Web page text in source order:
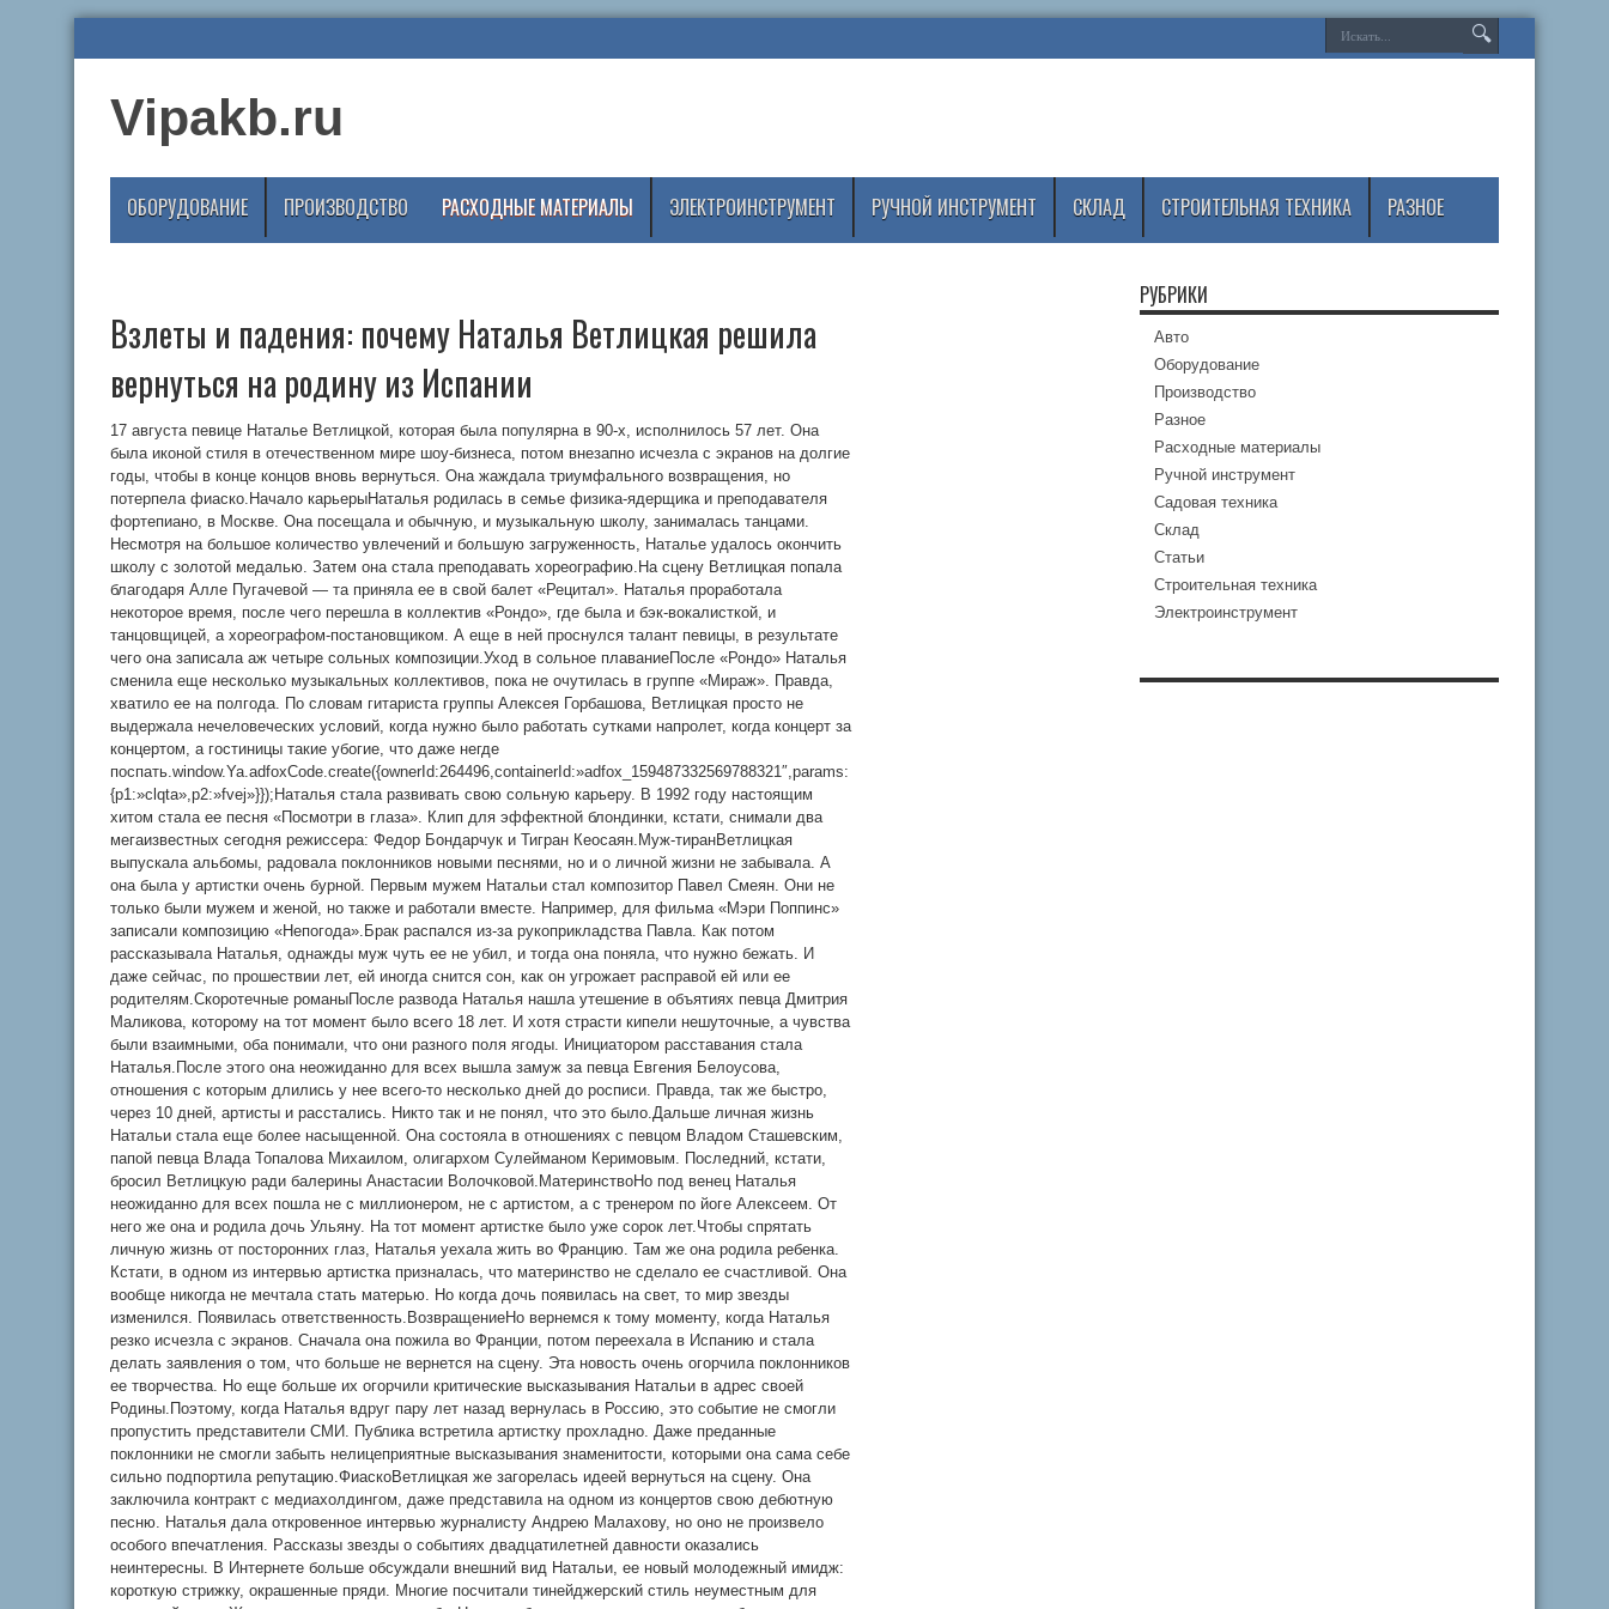
Vipakb.ru
ОБОРУДОВАНИЕ ПРОИЗВОДСТВО РАСХОДНЫЕ МАТЕРИАЛЫ ЭЛЕКТРОИНСТРУМЕНТ РУЧНОЙ ИНСТРУМЕНТ СКЛАД СТРОИТЕЛЬНАЯ ТЕХНИКА РАЗНОЕ
Взлеты и падения: почему Наталья Ветлицкая решила
вернуться на родину из Испании
17 августа певице Наталье Ветлицкой, которая была популярна в 90-х, исполнилось 57 лет. Она
была иконой стиля в отечественном мире шоу-бизнеса, потом внезапно исчезла с экранов на долгие
годы, чтобы в конце концов вновь вернуться. Она жаждала триумфального возвращения, но
потерпела фиаско.Начало карьерыНаталья родилась в семье физика-ядерщика и преподавателя
фортепиано, в Москве. Она посещала и обычную, и музыкальную школу, занималась танцами.
Несмотря на большое количество увлечений и большую загруженность, Наталье удалось окончить
школу с золотой медалью. Затем она стала преподавать хореографию.На сцену Ветлицкая попала
благодаря Алле Пугачевой — та приняла ее в свой балет «Рецитал». Наталья проработала
некоторое время, после чего перешла в коллектив «Рондо», где была и бэк-вокалисткой, и
танцовщицей, а хореографом-постановщиком. А еще в ней проснулся талант певицы, в результате
чего она записала аж четыре сольных композиции.Уход в сольное плаваниеПосле «Рондо» Наталья
сменила еще несколько музыкальных коллективов, пока не очутилась в группе «Мираж». Правда,
хватило ее на полгода. По словам гитариста группы Алексея Горбашова, Ветлицкая просто не
выдержала нечеловеческих условий, когда нужно было работать сутками напролет, когда концерт за
концертом, а гостиницы такие убогие, что даже негде
поспать.window.Ya.adfoxCode.create({ownerId:264496,containerId:»adfox_159487332569788321″,params:
{p1:»clqta»,p2:»fvej»}});Наталья стала развивать свою сольную карьеру. В 1992 году настоящим
хитом стала ее песня «Посмотри в глаза». Клип для эффектной блондинки, кстати, снимали два
мегаизвестных сегодня режиссера: Федор Бондарчук и Тигран Кеосаян.Муж-тиранВетлицкая
выпускала альбомы, радовала поклонников новыми песнями, но и о личной жизни не забывала. А
она была у артистки очень бурной. Первым мужем Натальи стал композитор Павел Смеян. Они не
только были мужем и женой, но также и работали вместе. Например, для фильма «Мэри Поппинс»
записали композицию «Непогода».Брак распался из-за рукоприкладства Павла. Как потом
рассказывала Наталья, однажды муж чуть ее не убил, и тогда она поняла, что нужно бежать. И
даже сейчас, по прошествии лет, ей иногда снится сон, как он угрожает расправой ей или ее
родителям.Скоротечные романыПосле развода Наталья нашла утешение в объятиях певца Дмитрия
Маликова, которому на тот момент было всего 18 лет. И хотя страсти кипели нешуточные, а чувства
были взаимными, оба понимали, что они разного поля ягоды. Инициатором расставания стала
Наталья.После этого она неожиданно для всех вышла замуж за певца Евгения Белоусова,
отношения с которым длились у нее всего-то несколько дней до росписи. Правда, так же быстро,
через 10 дней, артисты и расстались. Никто так и не понял, что это было.Дальше личная жизнь
Натальи стала еще более насыщенной. Она состояла в отношениях с певцом Владом Сташевским,
папой певца Влада Топалова Михаилом, олигархом Сулейманом Керимовым. Последний, кстати,
бросил Ветлицкую ради балерины Анастасии Волочковой.МатеринствоНо под венец Наталья
неожиданно для всех пошла не с миллионером, не с артистом, а с тренером по йоге Алексеем. От
него же она и родила дочь Ульяну. На тот момент артистке было уже сорок лет.Чтобы спрятать
личную жизнь от посторонних глаз, Наталья уехала жить во Францию. Там же она родила ребенка.
Кстати, в одном из интервью артистка призналась, что материнство не сделало ее счастливой. Она
вообще никогда не мечтала стать матерью. Но когда дочь появилась на свет, то мир звезды
изменился. Появилась ответственность.ВозвращениеНо вернемся к тому моменту, когда Наталья
резко исчезла с экранов. Сначала она пожила во Франции, потом переехала в Испанию и стала
делать заявления о том, что больше не вернется на сцену. Эта новость очень огорчила поклонников
ее творчества. Но еще больше их огорчили критические высказывания Натальи в адрес своей
Родины.Поэтому, когда Наталья вдруг пару лет назад вернулась в Россию, это событие не смогли
пропустить представители СМИ. Публика встретила артистку прохладно. Даже преданные
поклонники не смогли забыть нелицеприятные высказывания знаменитости, которыми она сама себе
сильно подпортила репутацию.ФиаскоВетлицкая же загорелась идеей вернуться на сцену. Она
заключила контракт с медиахолдингом, даже представила на одном из концертов свою дебютную
песню. Наталья дала откровенное интервью журналисту Андрею Малахову, но оно не произвело
особого впечатления. Рассказы звезды о событиях двадцатилетней давности оказались
неинтересны. В Интернете больше обсуждали внешний вид Натальи, ее новый молодежный имидж:
короткую стрижку, окрашенные пряди. Многие посчитали тинейджерский стиль неуместным для
РУБРИКИ
Авто
Оборудование
Производство
Разное
Расходные материалы
Ручной инструмент
Садовая техника
Склад
Статьи
Строительная техника
Электроинструмент